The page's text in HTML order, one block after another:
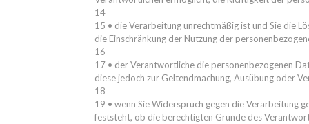
14
15 • die Verarbeitung unrechtmäßig ist und Sie die
die Einschränkung der Nutzung der
16
17 • der Verantwortliche die personenbezogenen
diese jedoch zur Geltendmachung, Ausübung oder
18
19 • wenn Sie Widerspruch gegen die Verarbeitung
feststeht, ob die berechtigten Gründe des